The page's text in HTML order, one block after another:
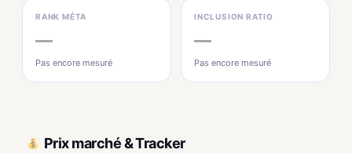
RANK MÉTA
—
Pas encore mesuré
INCLUSION RATIO
—
Pas encore mesuré
Prix marché & Tracker